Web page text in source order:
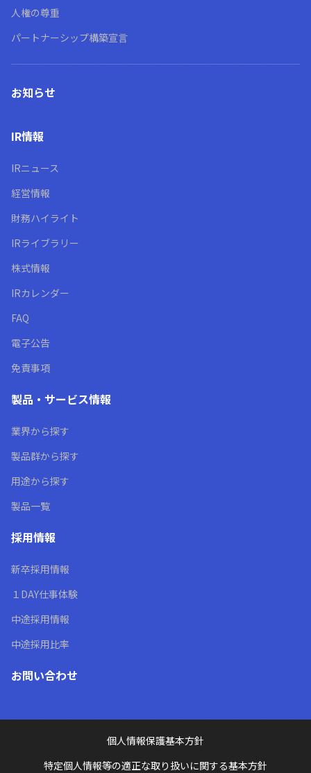
人権の尊重
パートナーシップ構築宣言
お知らせ
IR情報
IRニュース
経営情報
財務ハイライト
IRライブラリー
株式情報
IRカレンダー
FAQ
電子公告
免責事項
製品・サービス情報
業界から探す
製品群から探す
用途から探す
製品一覧
採用情報
新卒採用情報
１DAY仕事体験
中途採用情報
中途採用比率
お問い合わせ
個人情報保護基本方針
特定個人情報等の適正な取り扱いに関する基本方針